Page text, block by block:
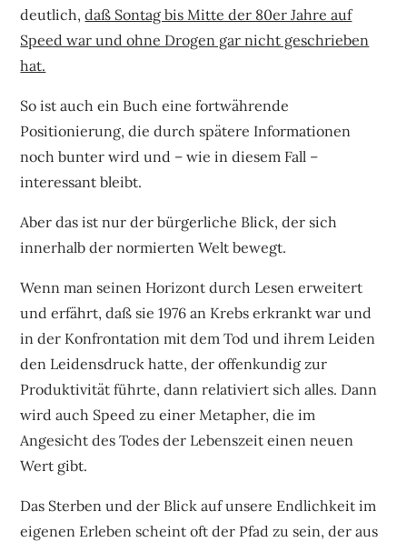
deutlich,daß Sontag bis Mitte der 80er Jahre auf
Speed war und ohne Drogen gar nicht geschrieben
hat.
So ist auch ein Buch eine fortwährende
Positionierung, die durch spätere Informationen
noch bunter wird und – wie in diesem Fall –
interessant bleibt.
Aber das ist nur der bürgerliche Blick, der sich
innerhalb der normierten Welt bewegt.
Wenn man seinen Horizont durch Lesen erweitert
und erfährt, daß sie 1976 an Krebs erkrankt war und
in der Konfrontation mit dem Tod und ihrem Leiden
den Leidensdruck hatte, der offenkundig zur
Produktivität führte, dann relativiert sich alles. Dann
wird auch Speed zu einer Metapher, die im
Angesicht des Todes der Lebenszeit einen neuen
Wert gibt.
Das Sterben und der Blick auf unsere Endlichkeit im
eigenen Erleben scheint oft der Pfad zu sein, der aus